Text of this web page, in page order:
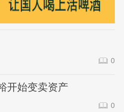
0
开始变卖资产
0